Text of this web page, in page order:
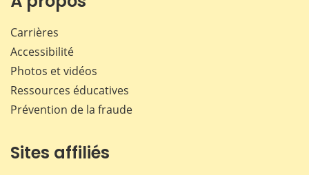
Carrières
Accessibilité
Photos et vidéos
Ressources éducatives
Prévention de la fraude
Sites affiliés